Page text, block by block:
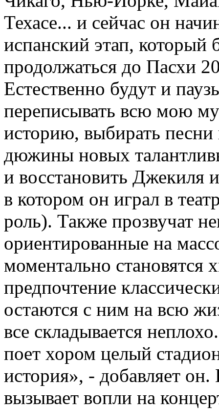
Техасе... и сейчас он
испанский этап, который
продолжаться до Пасхи
Естественно будут и
переписывать всю мою
историю, выбирать песни
дюжины новых
и восстановить Джекиля
в котором он играл в
роль). Также прозвучат
ориентированные на
моментально становятся
предпочтение
остаются с ним на всю
все складывается
поет хором целый
история», - добавляет
вызывает вопли на